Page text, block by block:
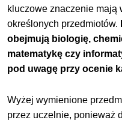
kluczowe znaczenie mają
określonych przedmiotów.
obejmują biologię,
matematykę czy
pod uwagę przy ocenie
Wyżej wymienione
przez uczelnie, ponieważ